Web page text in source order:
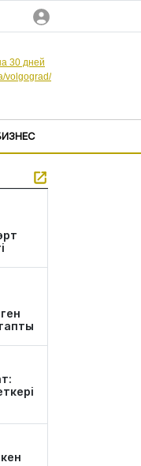
30 дней
volgograd/